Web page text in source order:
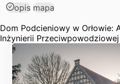
opis mapa
Dom Podcieniowy w Orłowie:
Inżynierii Przeciwpowodziowej